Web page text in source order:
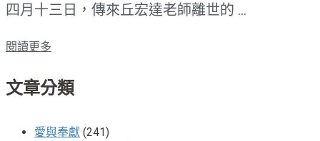
四月十三日，傳來丘宏達老師離世的 ...
閱讀更多
文章分類
愛與奉獻 (241)